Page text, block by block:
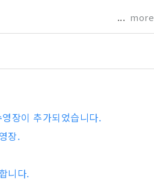
more
장이 추가되었습니다.
장.
니다.